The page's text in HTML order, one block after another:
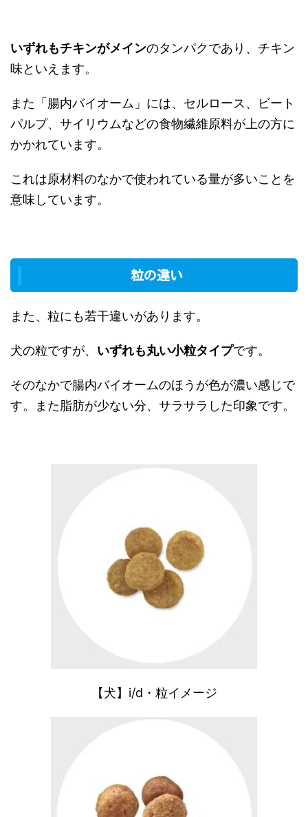
いずれもチキンがメインのタンパクであり、チキン
味といえます。
また「腸内バイオーム」には、セルロース、ビート
パルプ、サイリウムなどの食物繊維原料が上の方に
かかれています。
これは原材料のなかで使われている量が多いことを
意味しています。
粒の違い
また、粒にも若干違いがあります。
犬の粒ですが、 いずれも丸い小粒タイプです。
そのなかで腸内バイオームのほうが色が濃い感じで
す。また脂肪が少ない分、サラサラした印象です。
【犬】i/d・粒イメージ